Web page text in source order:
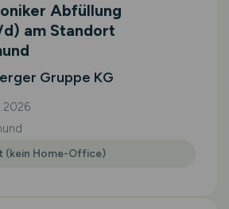
Abfüllung
am Standort
Gruppe KG
(kein Home-Office)